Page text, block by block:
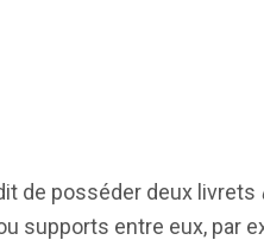
de posséder deux livrets
supports entre eux, par